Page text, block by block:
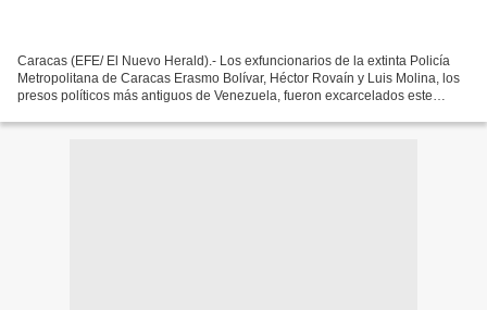
Caracas (EFE/ El Nuevo Herald).- Los exfuncionarios de la extinta Policía
Metropolitana de Caracas Erasmo Bolívar, Héctor Rovaín y Luis Molina, los
presos políticos más antiguos de Venezuela, fueron excarcelados este